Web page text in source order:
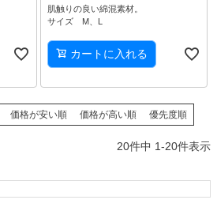
肌触りの良い綿混素材。
サイズ M、L
カートに入れる
価格が安い順 価格が高い順 優先度順
20件中 1-20件表示